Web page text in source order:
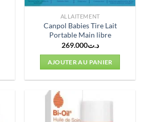
ALLAITEMENT
Canpol Babies Tire Lait
Portable Main libre
د.ت269.000
AJOUTER AU PANIER